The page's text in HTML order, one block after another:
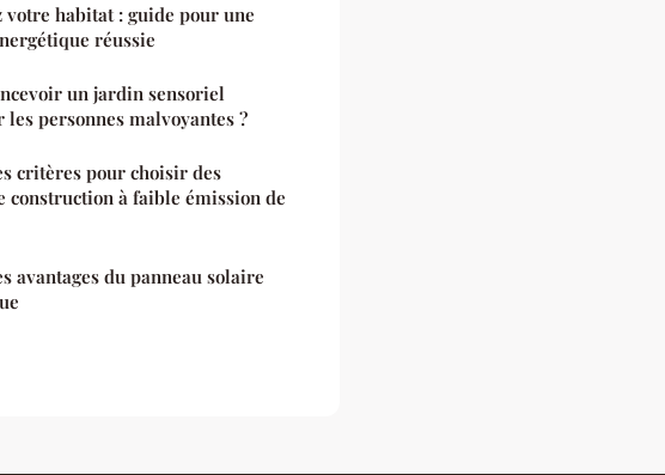
votre habitat : guide pour une
réussie
un jardin sensoriel
personnes malvoyantes ?
critères pour choisir des
construction à faible émission de
avantages du panneau solaire